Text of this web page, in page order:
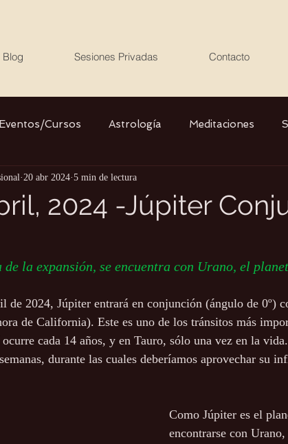
Blog Sesiones Privadas
Contacto
Eventos/Cursos Astrología Meditaciones
Libros Cristales
2024 -Júpiter
20 abr 2024 5 min de lectura
la expansión, se encuentra con Urano, el
de 2024, Júpiter entrará en conjunción (ángulo de 0º)
de California). Este es uno de los tránsitos más
cada 14 años, y en Tauro, sólo una vez en la
durante las cuales deberíamos aprovechar su
Como Júpiter es el
encontrarse con